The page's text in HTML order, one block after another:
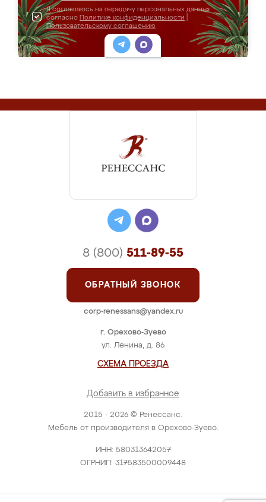
Я соглашаюсь на передачу персональных данных
согласно Политике конфиденциальности
Пользовательскому соглашению
2015 - 2026 © Ренессанс.
Мебель от производителя в Орехово-Зуево.
ИНН: 580313642057
ОГРНИП: 317583500009448
г. Орехово-Зуево
ул. Ленина, д. 86
СХЕМА ПРОЕЗДА
Добавить в избранное
8 (800) 511-89-55
ОБРАТНЫЙ ЗВОНОК
corp-renessans@yandex.ru